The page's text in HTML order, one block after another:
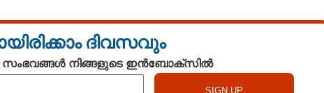
ദിവസവും
സംഭവങ്ങൾ നിങ്ങളുടെ ഇൻബോക്സിൽ